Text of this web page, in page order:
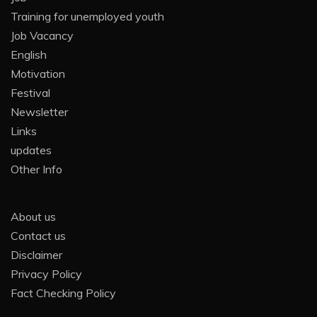
Training for unemployed youth
Job Vacancy
English
Motivation
Festival
Newsletter
Links
updates
Other Info
About us
Contact us
Disclaimer
Privacy Policy
Fact Checking Policy